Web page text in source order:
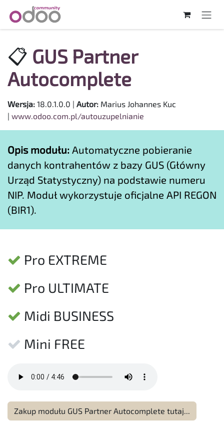
Skip to Content
📋 GUS Partner
Autocomplete
Wersja: 18.0.1.0.0 | Autor: Marius Johannes Kuc
| www.odoo.com.pl/autouzupelnianie
Opis modułu: Automatyczne pobieranie
danych kontrahentów z bazy GUS (Główny
Urząd Statystyczny) na podstawie numeru
NIP. Moduł wykorzystuje oficjalne API REGON
(BIR1).
Pro EXTREME
Pro ULTIMATE
Midi BUSINESS
Mini FREE
Zakup modułu GUS Partner Autocomplete tutaj...